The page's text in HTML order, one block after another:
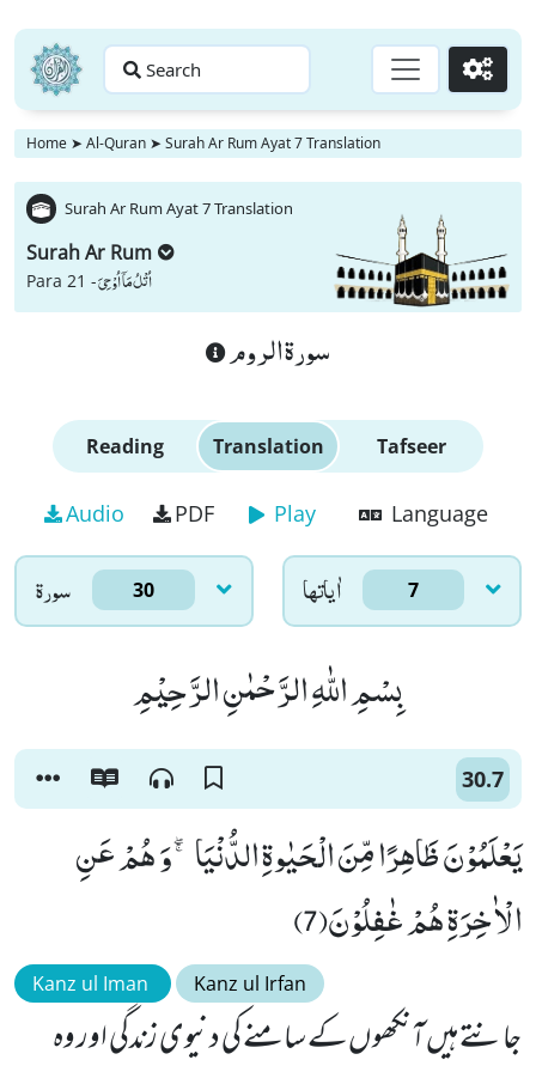
Search Go
Home ➤ Al-Quran ➤ Surah Ar Rum Ayat 7 Translation
Surah Ar Rum Ayat 7 Translation
Surah Ar Rum
Para 21 -اُتْلُ مَاۤ اُوْحِیَ
سورة الروم
Reading Translation Tafseer
Audio PDF Play Language
سورۃ 30 اٰياتها 7
بِسْمِ اللّٰهِ الرَّحْمٰنِ الرَّحِیْمِ
30.7
یَعْلَمُوْنَ ظَاهِرًا مِّنَ الْحَیٰوةِ الدُّنْیَا ۚۖ-وَ هُمْ عَنِ
الْاٰخِرَةِ هُمْ غٰفِلُوْنَ(7)
Kanz ul Iman Kanz ul Irfan
جانتے ہیں آنکھوں کے سامنے کی دنیوی زندگی اور وہ